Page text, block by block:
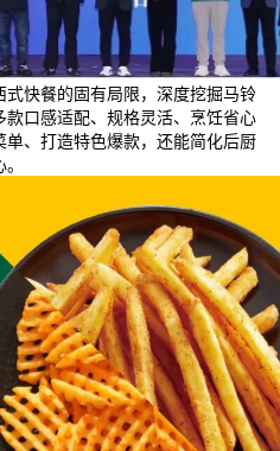
快餐的固有局限，深度挖掘马铃
口感适配、规格灵活、烹饪省心
、打造特色爆款，还能简化后厨